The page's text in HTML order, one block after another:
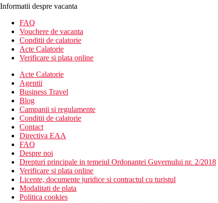
Informatii despre vacanta
FAQ
Vouchere de vacanta
Conditii de calatorie
Acte Calatorie
Verificare si plata online
Acte Calatorie
Agentii
Business Travel
Blog
Campanii si regulamente
Conditii de calatorie
Contact
Directiva EAA
FAQ
Despre noi
Drepturi principale in temeiul Ordonantei Guvernului nr. 2/2018
Verificare si plata online
Licente, documente juridice si contractul cu turistul
Modalitati de plata
Politica cookies